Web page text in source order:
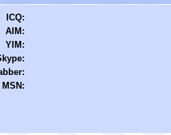
ICQ:
AIM:
YIM:
MSN: